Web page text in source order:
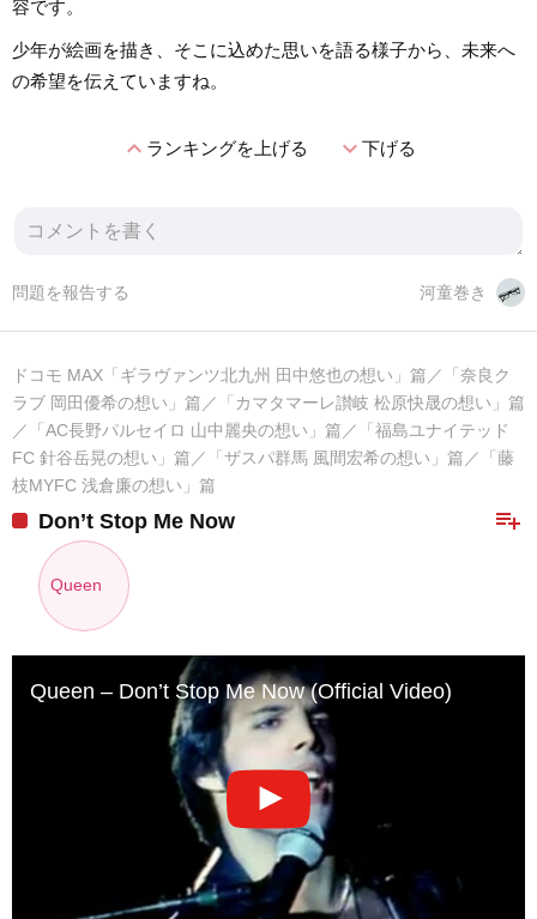
容です。
少年が絵画を描き、そこに込めた思いを語る様子から、未来へ
の希望を伝えていますね。
expand_lessランキングを上げる expand_more下げる
河童巻き
問題を報告する
ドコモ MAX「ギラヴァンツ北九州 田中悠也の想い」篇／「奈良ク
ラブ 岡田優希の想い」篇／「カマタマーレ讃岐 松原快晟の想い」篇
／「AC長野パルセイロ 山中麗央の想い」篇／「福島ユナイテッド
FC 針谷岳晃の想い」篇／「ザスパ群馬 風間宏希の想い」篇／「藤
枝MYFC 浅倉廉の想い」篇
playlist_add
Don’t Stop Me Now
Queen
Queen – Don’t Stop Me Now (Official Video)